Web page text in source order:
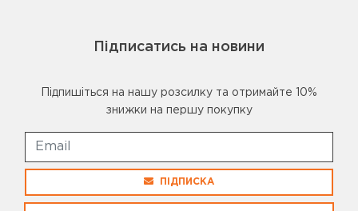
Підписатись на новини
Підпишіться на нашу розсилку та отримайте 10%
знижки на першу покупку
ПІДПИСКА